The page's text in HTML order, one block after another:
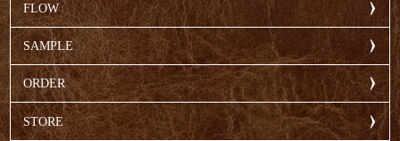
FLOW
SAMPLE
ORDER
STORE